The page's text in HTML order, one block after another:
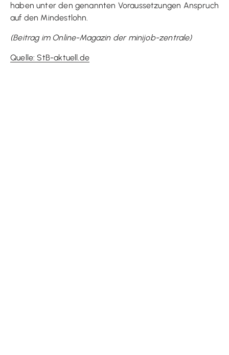
haben unter den genannten Voraussetzungen Anspruch
auf den Mindestlohn.
(Beitrag im Online-Magazin der minijob-zentrale)
Quelle: StB-aktuell.de